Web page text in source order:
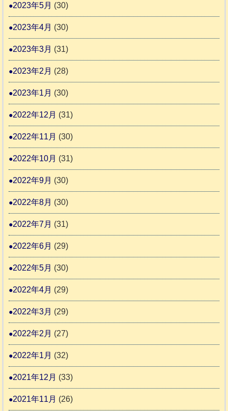
2023年5月 (30)
2023年4月 (30)
2023年3月 (31)
2023年2月 (28)
2023年1月 (30)
2022年12月 (31)
2022年11月 (30)
2022年10月 (31)
2022年9月 (30)
2022年8月 (30)
2022年7月 (31)
2022年6月 (29)
2022年5月 (30)
2022年4月 (29)
2022年3月 (29)
2022年2月 (27)
2022年1月 (32)
2021年12月 (33)
2021年11月 (26)